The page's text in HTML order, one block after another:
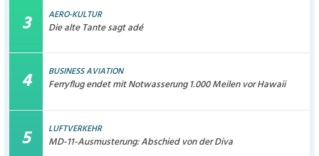
AERO-KULTUR
Die alte Tante sagt adé
BUSINESS AVIATION
Ferryflug endet mit Notwasserung 1.000 Meilen vor Hawaii
LUFTVERKEHR
MD-11-Ausmusterung: Abschied von der Diva